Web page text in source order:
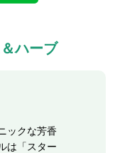
ハーブ
ックな芳香
は「スター